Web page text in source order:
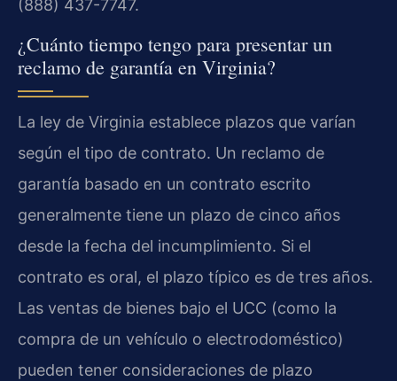
(888) 437-7747.
¿Cuánto tiempo tengo para presentar un
reclamo de garantía en Virginia?
La ley de Virginia establece plazos que varían
según el tipo de contrato. Un reclamo de
garantía basado en un contrato escrito
generalmente tiene un plazo de cinco años
desde la fecha del incumplimiento. Si el
contrato es oral, el plazo típico es de tres años.
Las ventas de bienes bajo el UCC (como la
compra de un vehículo o electrodoméstico)
pueden tener consideraciones de plazo